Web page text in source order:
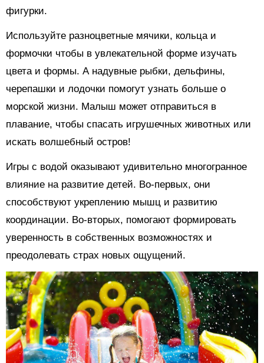
фигурки.
Используйте разноцветные мячики, кольца и
формочки чтобы в увлекательной форме изучать
цвета и формы. А надувные рыбки, дельфины,
черепашки и лодочки помогут узнать больше о
морской жизни. Малыш может отправиться в
плавание, чтобы спасать игрушечных животных или
искать волшебный остров!
Игры с водой оказывают удивительно многогранное
влияние на развитие детей. Во-первых, они
способствуют укреплению мышц и развитию
координации. Во-вторых, помогают формировать
уверенность в собственных возможностях и
преодолевать страх новых ощущений.